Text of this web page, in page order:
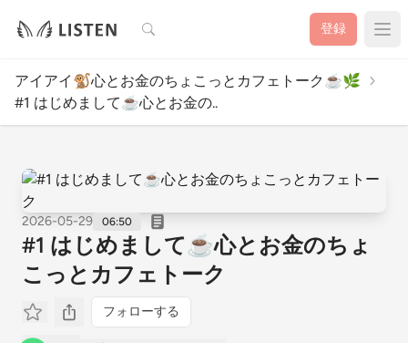
検索 登録
アイアイ🐒心とお金のちょこっとカフェトーク☕️🌿
#1 はじめまして☕️心とお金の..
2026-05-29 06:50
#1 はじめまして☕️心とお金のちょ
こっとカフェトーク
フォローする